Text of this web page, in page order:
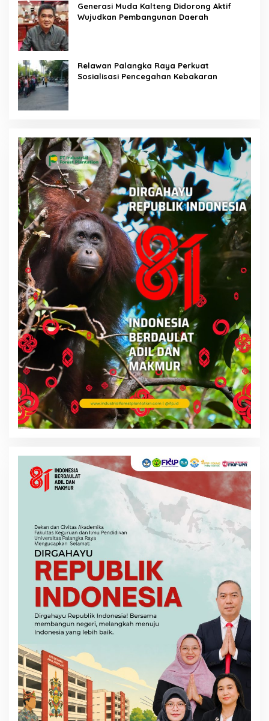
Generasi Muda Kalteng Didorong Aktif
Wujudkan Pembangunan Daerah
Relawan Palangka Raya Perkuat
Sosialisasi Pencegahan Kebakaran